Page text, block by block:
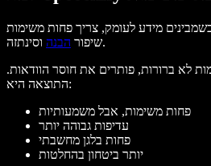
שיפור הבנה
וסינתזה.
לא ברורות, פותרים את חוסר הוודאות.
התוצאה היא:
פחות משימות, אבל משמעותיות
עדיפות גבוהה יותר
פחות בלגן מחשבתי
יותר ביטחון בהחלטות